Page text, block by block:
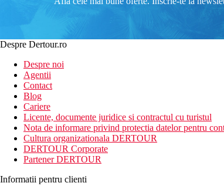
Despre Dertour.ro
Despre noi
Agentii
Contact
Blog
Cariere
Licente, documente juridice si contractul cu turistul
Nota de informare privind protectia datelor pentru
Cultura organizationala DERTOUR
DERTOUR Corporate
Partener DERTOUR
Informatii pentru clienti